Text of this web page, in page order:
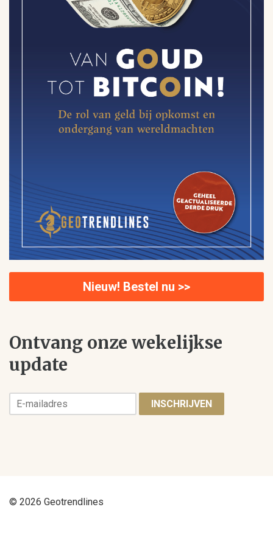
Nieuw! Bestel nu >>
Ontvang onze wekelijkse
update
INSCHRIJVEN
© 2026 Geotrendlines